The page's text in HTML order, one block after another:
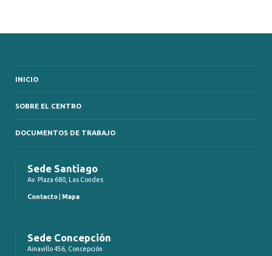
INICIO
SOBRE EL CENTRO
DOCUMENTOS DE TRABAJO
Sede Santiago
Av. Plaza 680, Las Condes
Contacto Mapa
Sede Concepción
Ainavillo 456, Concepción